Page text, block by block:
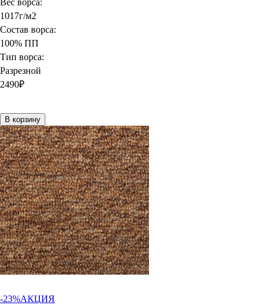
Вес ворса:
1017г/м2
Состав ворса:
100% ПП
Тип ворса:
Разрезной
2490₽
В корзину
-23%АКЦИЯ